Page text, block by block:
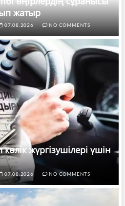
жатыр
07.08.2026 NO COMMENTS
жүргізушілері үшін
07.08.2026 NO COMMENTS